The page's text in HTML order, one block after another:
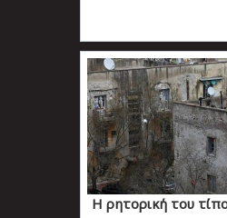
Η ρητορική του